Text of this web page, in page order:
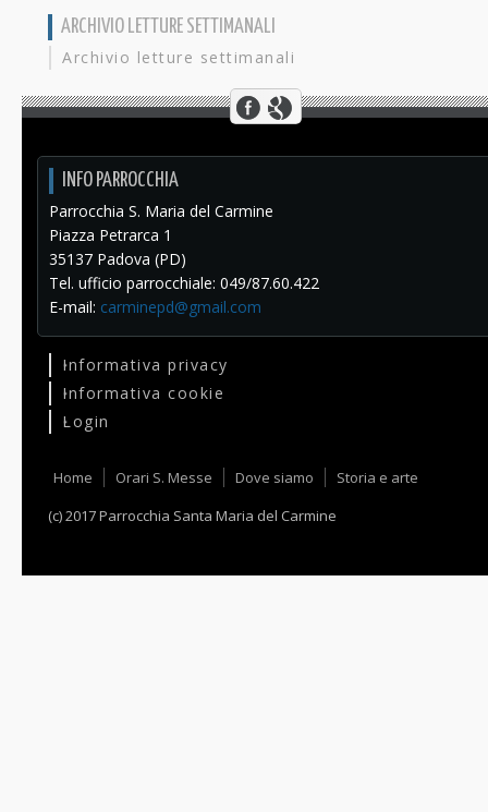
ARCHIVIO LETTURE SETTIMANALI
Archivio letture settimanali
INFO PARROCCHIA
Parrocchia S. Maria del Carmine
Piazza Petrarca 1
35137 Padova (PD)
Tel. ufficio parrocchiale: 049/87.60.422
E-mail: carminepd@gmail.com
Informativa privacy
Informativa cookie
Login
Home Orari S. Messe Dove siamo
Storia e arte
(c) 2017 Parrocchia Santa Maria del Carmine